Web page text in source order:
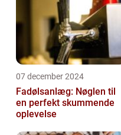
07 december 2024
Fadølsanlæg: Nøglen til
en perfekt skummende
oplevelse